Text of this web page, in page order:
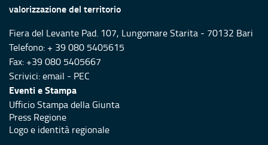
valorizzazione del territorio
Fiera del Levante Pad. 107, Lungomare Starita - 70132 Bari
Telefono: + 39 080 5405615
Fax: +39 080 5405667
Scrivici:email - PEC
Eventi e Stampa
Ufficio Stampa della Giunta
Press Regione
Logo e identità regionale